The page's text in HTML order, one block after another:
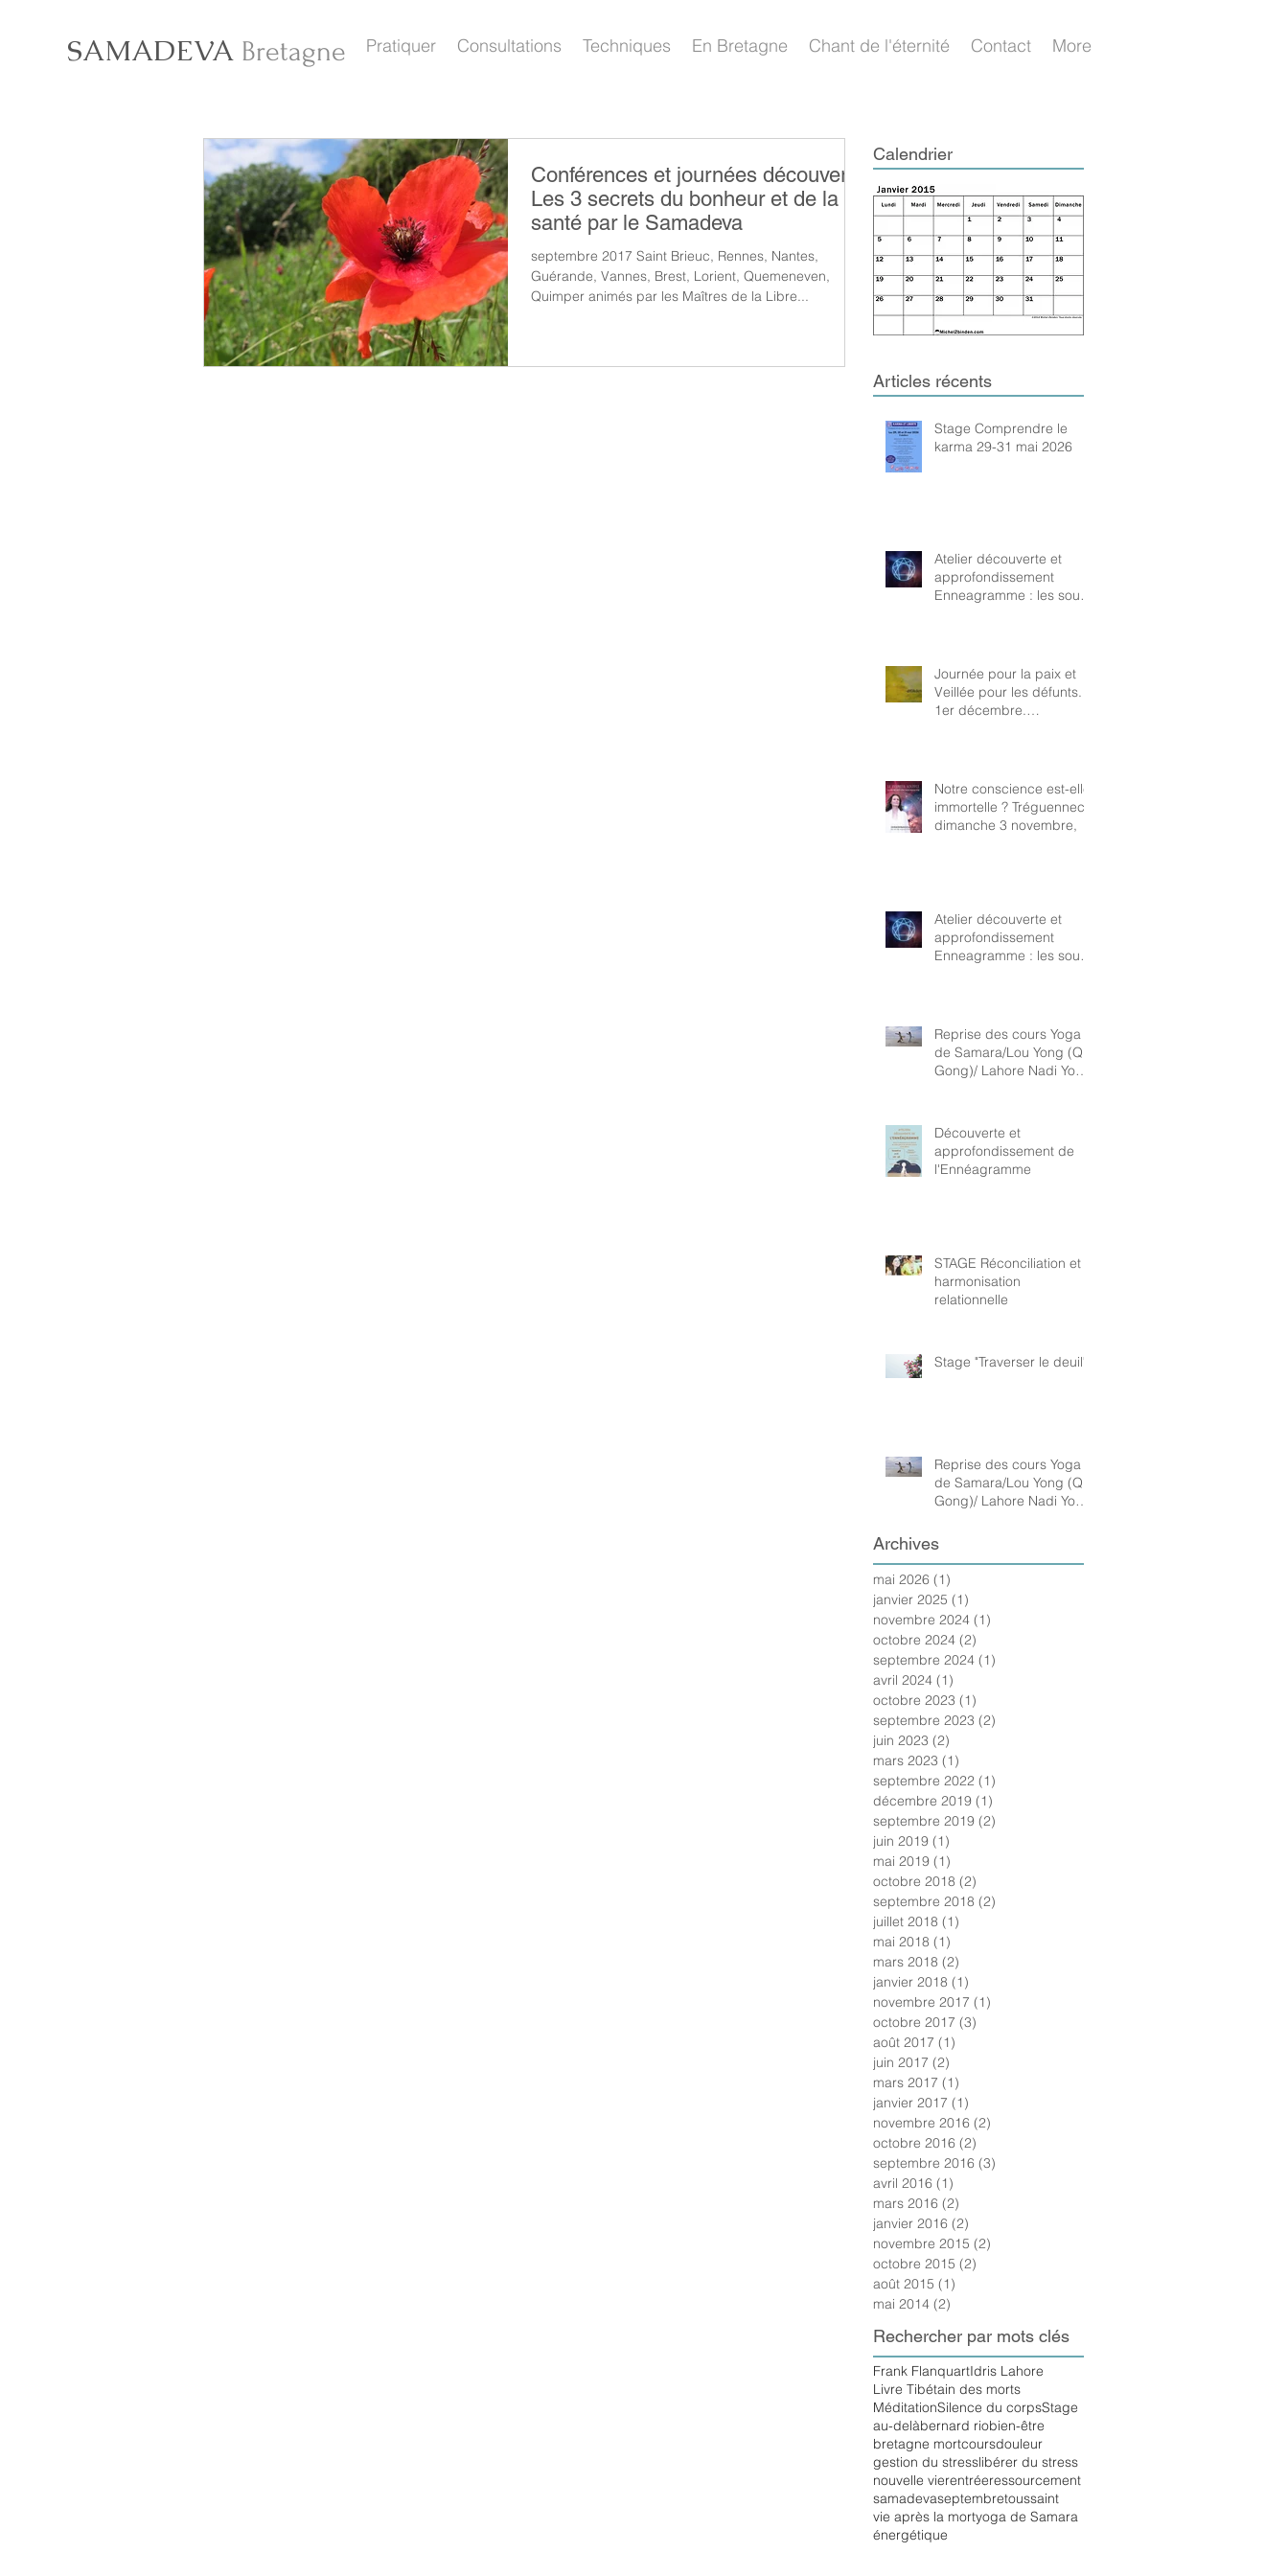
SAMADEVA Bretagne Pratiquer Consultations Techniques En Bretagne Chant de l'éternité Contact More
Conférences et journées découverte
Les 3 secrets du bonheur et de la
santé par le Samadeva
septembre 2017 Saint Brieuc, Rennes, Nantes,
Guérande, Vannes, Brest, Lorient, Quemeneven,
Quimper animés par les Maîtres de la Libre...
Calendrier
Articles récents
Stage Comprendre le
karma 29-31 mai 2026
Atelier découverte et
approfondissement
Enneagramme : les sous-
Journée pour la paix et
Veillée pour les défunts.
1er décembre.
Notre conscience est-elle
immortelle ? Tréguennec,
dimanche 3 novembre,
Atelier découverte et
approfondissement
Enneagramme : les sous-
Reprise des cours Yoga
de Samara/Lou Yong (Qi
Gong)/ Lahore Nadi Yoga
Découverte et
approfondissement de
l'Ennéagramme
STAGE Réconciliation et
harmonisation
relationnelle
Stage "Traverser le deuil"
Reprise des cours Yoga
de Samara/Lou Yong (Qi
Gong)/ Lahore Nadi Yoga
Archives
mai 2026 (1)
janvier 2025 (1)
novembre 2024 (1)
octobre 2024 (2)
septembre 2024 (1)
avril 2024 (1)
octobre 2023 (1)
septembre 2023 (2)
juin 2023 (2)
mars 2023 (1)
septembre 2022 (1)
décembre 2019 (1)
septembre 2019 (2)
juin 2019 (1)
mai 2019 (1)
octobre 2018 (2)
septembre 2018 (2)
juillet 2018 (1)
mai 2018 (1)
mars 2018 (2)
janvier 2018 (1)
novembre 2017 (1)
octobre 2017 (3)
août 2017 (1)
juin 2017 (2)
mars 2017 (1)
janvier 2017 (1)
novembre 2016 (2)
octobre 2016 (2)
septembre 2016 (3)
avril 2016 (1)
mars 2016 (2)
janvier 2016 (2)
novembre 2015 (2)
octobre 2015 (2)
août 2015 (1)
mai 2014 (2)
Rechercher par mots clés
Frank FlanquartIdris Lahore
Livre Tibétain des morts
MéditationSilence du corpsStage
au-delàbernard riobien-être
bretagne mortcoursdouleur
gestion du stresslibérer du stress
nouvelle vierentréeressourcement
samadevaseptembretoussaint
vie après la mortyoga de Samara
énergétique